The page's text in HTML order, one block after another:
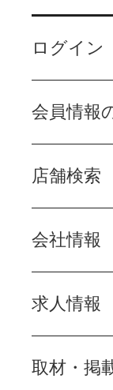
ログイン
会員情報
店舗検索
会社情報
求人情報
取材・掲